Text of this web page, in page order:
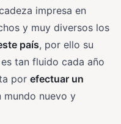
impresa en
y muy diversos los
país, por ello su
tan fluido cada año
por efectuar un
mundo nuevo y